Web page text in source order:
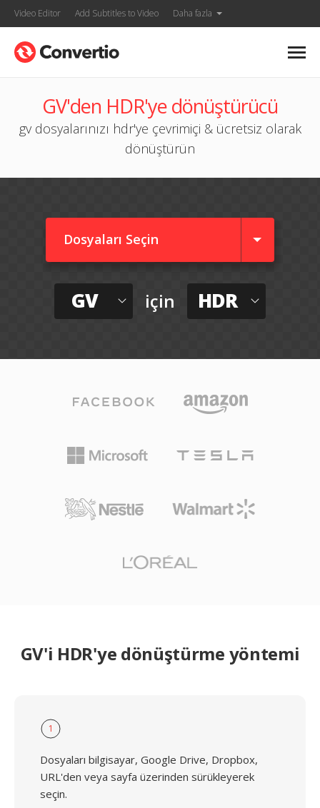
Video Editor Add Subtitles to Video Daha fazla
GV'den HDR'ye dönüştürücü
gv dosyalarınızı hdr'ye çevrimiçi & ücretsiz olarak
dönüştürün
Dosyaları Seçin
GV için HDR
GV'i HDR'ye dönüştürme yöntemi
1
Dosyaları bilgisayar, Google Drive, Dropbox,
URL'den veya sayfa üzerinden sürükleyerek
seçin.